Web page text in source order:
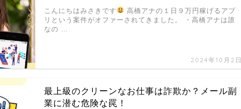
2024年10月2日
こんにちはみさきです
高橋アナの１日９万円稼げるアプ
リという案件がオファーされてきました。 ・高橋アナは誰
なの …
最上級のクリーンなお仕事は詐欺か？メール副
業に潜む危険な罠！